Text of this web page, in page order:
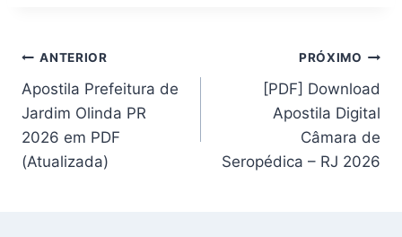
Navegação
de
Post
ANTERIOR
Apostila Prefeitura de
Jardim Olinda PR
2026 em PDF
(Atualizada)
PRÓXIMO
[PDF] Download
Apostila Digital
Câmara de
Seropédica – RJ 2026